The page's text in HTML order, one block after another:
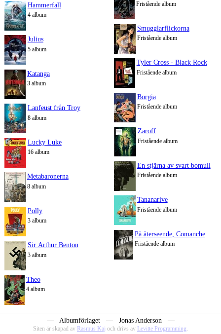
Hammerfall
4 album
Julius
5 album
Katanga
3 album
Lanfeust från Troy
8 album
Lucky Luke
16 album
Metabaronerna
8 album
Polly
3 album
Sir Arthur Benton
3 album
Theo
4 album
Fristående album
Smugglarflickorna
Fristående album
Tyler Cross - Black Rock
Fristående album
Borgia
Fristående album
Zaroff
Fristående album
En stjärna av svart bomull
Fristående album
Tananarive
Fristående album
På återseende, Comanche
Fristående album
― Albumförlaget ― Jonas Anderson ―
Siten är skapad av Rasmus Kaj och drivs av Levitte Programming.